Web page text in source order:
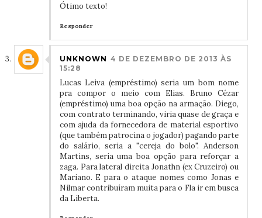
Ótimo texto!
Responder
UNKNOWN 4 DE DEZEMBRO DE 2013 ÀS
15:28
Lucas Leiva (empréstimo) seria um bom nome
pra compor o meio com Elias. Bruno Cézar
(empréstimo) uma boa opção na armação. Diego,
com contrato terminando, viria quase de graça e
com ajuda da fornecedora de material esportivo
(que também patrocina o jogador) pagando parte
do salário, seria a "cereja do bolo". Anderson
Martins, seria uma boa opção para reforçar a
zaga. Para lateral direita Jonathn (ex Cruzeiro) ou
Mariano. E para o ataque nomes como Jonas e
Nilmar contribuíram muita para o Fla ir em busca
da Liberta.